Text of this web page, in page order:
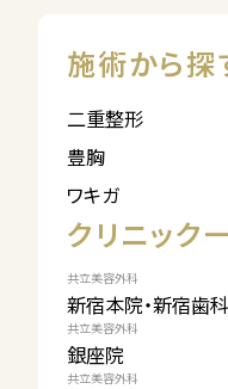
施術から探
二重整形
豊胸
ワキガ
クリニック
共立美容外科
新宿本院・新宿歯科
共立美容外科
銀座院
共立美容外科